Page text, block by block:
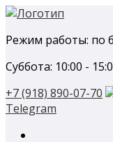
Перейти
содержанию
Режим работы: по
Суббота: 10:00 -
+7 (918) 890-07-70
Telegram